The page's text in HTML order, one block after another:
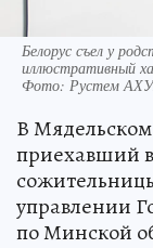
Белорус съел у
иллюстративный
Фото: Рустем
В
приехавший
управлении
по Минской